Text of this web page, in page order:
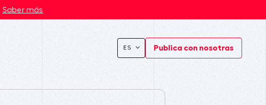
Saber más
ES Publica con nosotras